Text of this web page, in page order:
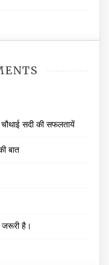
सदी की सफलतायें
बात
जरूरी है।